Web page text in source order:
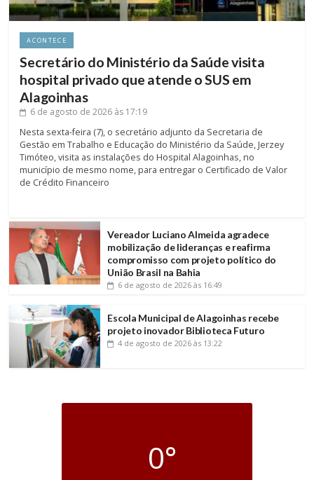
ACONTECE
Secretário do Ministério da Saúde visita
hospital privado que atende o SUS em
Alagoinhas
6 de agosto de 2026 às 17:19
Nesta sexta-feira (7), o secretário adjunto da Secretaria de
Gestão em Trabalho e Educação do Ministério da Saúde, Jerzey
Timóteo, visita as instalações do Hospital Alagoinhas, no
município de mesmo nome, para entregar o Certificado de Valor
de Crédito Financeiro
Vereador Luciano Almeida agradece
mobilização de lideranças e reafirma
compromisso com projeto político do
União Brasil na Bahia
6 de agosto de 2026 às 16:49
Escola Municipal de Alagoinhas recebe
projeto inovador Biblioteca Futuro
4 de agosto de 2026 às 13:22
0°